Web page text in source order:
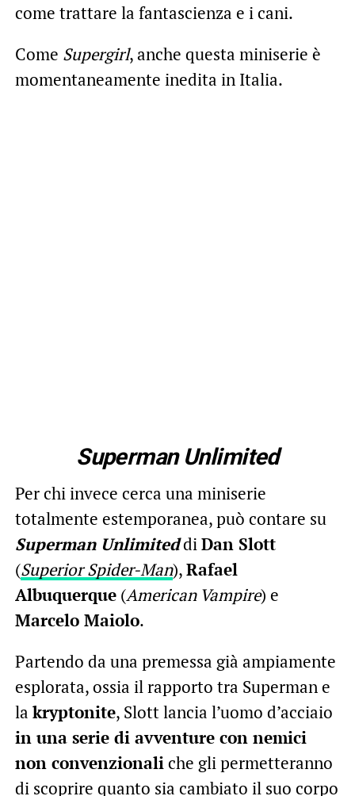
come trattare la fantascienza e i cani.
Come Supergirl, anche questa miniserie è
momentaneamente inedita in Italia.
Superman Unlimited
Per chi invece cerca una miniserie
totalmente estemporanea, può contare su
Superman UnlimiteddiDan Slott
(Superior Spider-Man),Rafael
Albuquerque(American Vampire) e
Marcelo Maiolo.
Partendo da una premessa già ampiamente
esplorata, ossia il rapporto tra Superman e
la kryptonite, Slott lancia l’uomo d’acciaio
in una serie di avventure con nemici
non convenzionaliche gli permetteranno
di scoprire quanto sia cambiato il suo corpo